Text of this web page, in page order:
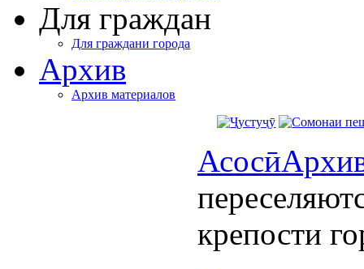
Для граждан
Для граждани города
Архив
Архив материалов
Асосӣ
крепости